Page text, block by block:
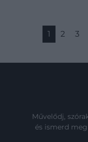
1 2 3
Művelődj,
és ismerd